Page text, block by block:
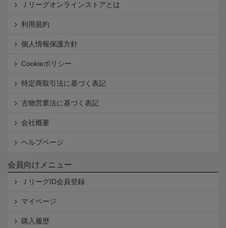
Ｊリーグオンラインストアとは
利用規約
個人情報保護方針
Cookieポリシー
特定商取引法に基づく表記
古物営業法に基づく表記
会社概要
ヘルプページ
会員向けメニュー
ＪリーグID会員登録
マイページ
購入履歴